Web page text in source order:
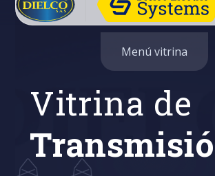
Menú vitrina
Vitrina de